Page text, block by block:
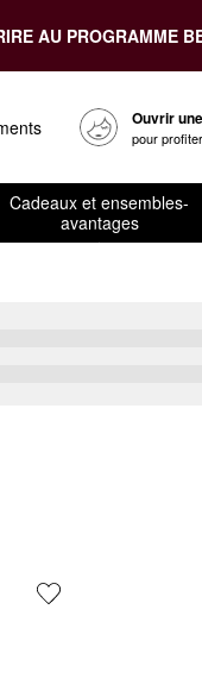
AU PROGRAMME
Ouvrir
pour
Cadeaux et ensembles-
avantages